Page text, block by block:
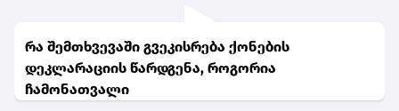
რა შემთხვევაში გვეკისრება ქონების
დეკლარაციის წარდგენა, როგორია
ჩამონათვალი